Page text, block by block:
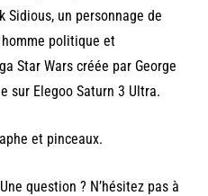
Sidious, un personnage de
politique et
Star Wars créée par George
sur Elegoo Saturn 3 Ultra.
et pinceaux.
question ? N’hésitez pas à